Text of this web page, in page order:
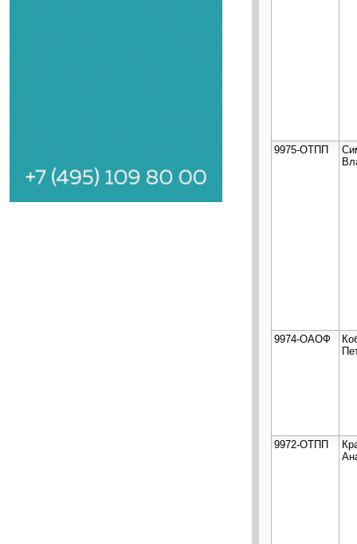
9975-ОТПП
9974-ОАОФ
9972-ОТПП